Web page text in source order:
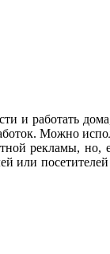
и работать
Можно
рекламы, но,
или